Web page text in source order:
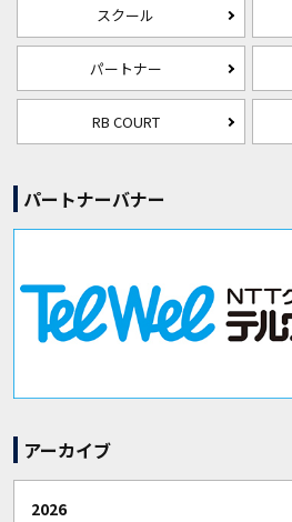
スクール
パートナー
RB COURT
パートナーバナー
アーカイブ
2026